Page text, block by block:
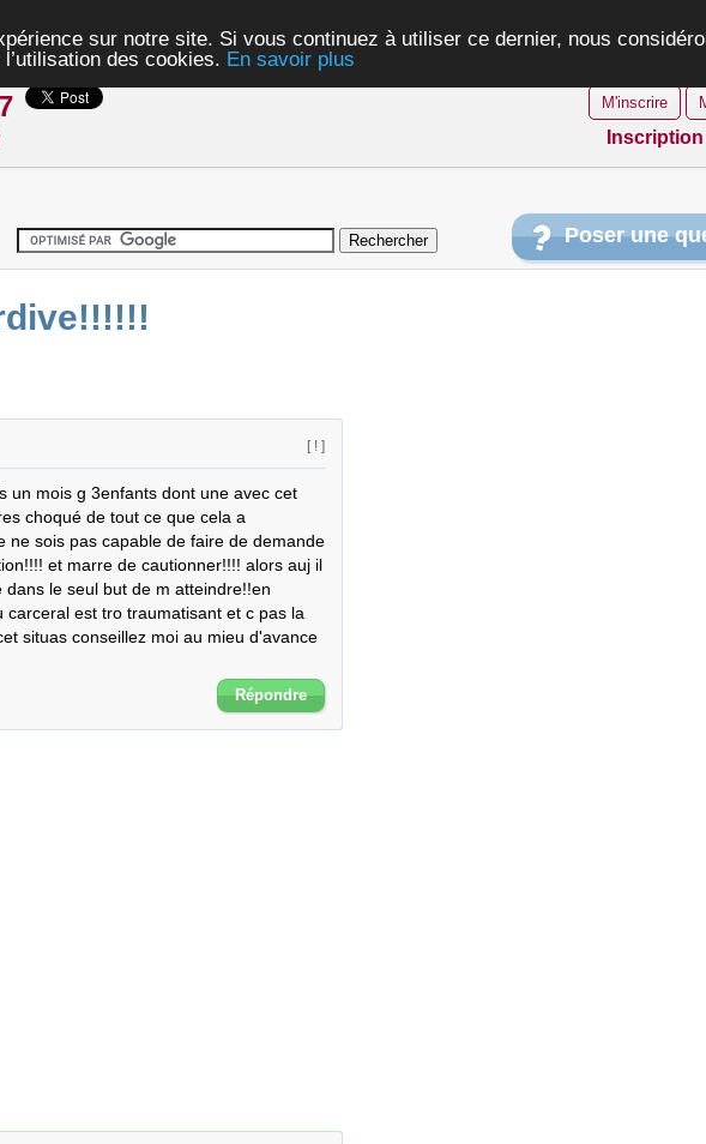
sur notre site. Si vous continuez à utiliser ce dernier, nous
des cookies. En savoir plus
M'inscrire
Poser une
[ ! ]
un mois g 3enfants dont une avec cet
choqué de tout ce que cela a
sois pas capable de faire de demande
et marre de cautionner!!!! alors auj il
le seul but de m atteindre!!en
est tro traumatisant et c pas la
situas conseillez moi au mieu d'avance
Répondre